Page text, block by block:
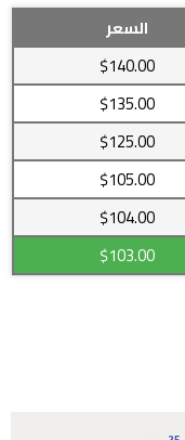
السعر
$140.00
$135.00
$125.00
$105.00
$104.00
$103.00